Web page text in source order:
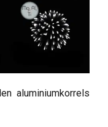
aluminiumkorrels